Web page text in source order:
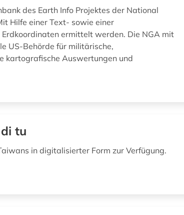
des Earth Info Projektes der National
Hilfe einer Text- sowie einer
ermittelt werden. Die NGA mit
US-Behörde für militärische,
kartografische Auswertungen und
tu
in digitalisierter Form zur Verfügung.